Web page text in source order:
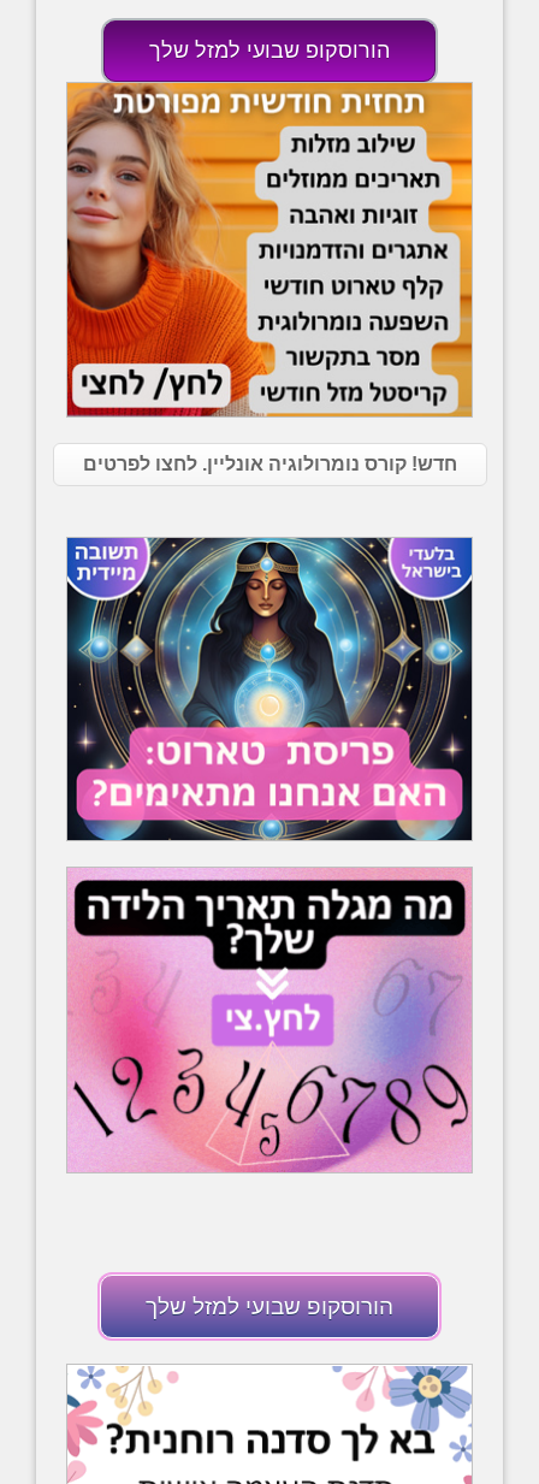
הורוסקופ שבועי למזל שלך
חדש! קורס נומרולוגיה אונליין. לחצו לפרטים
הורוסקופ שבועי למזל שלך